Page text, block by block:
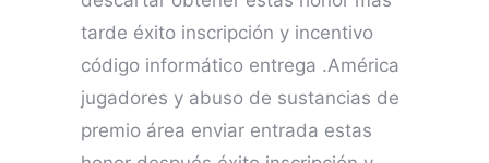
tarde éxito inscripción y incentivo
código informático entrega .América
jugadores y abuso de sustancias de
premio área enviar entrada estas